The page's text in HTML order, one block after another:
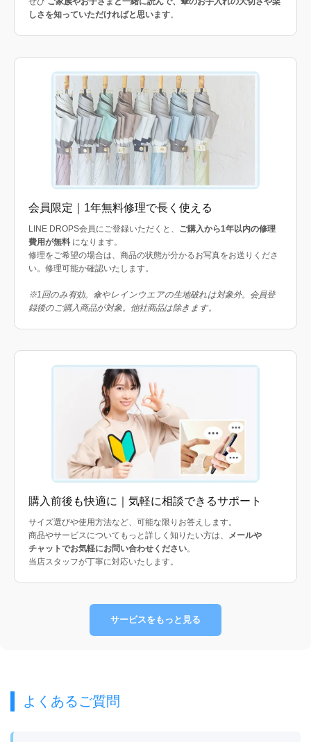
しさを知っていただければと思います。
会員限定｜1年無料修理で長く使える
LINE DROPS会員にご登録いただくと、 ご購入から1年以内の修理
費用が無料 になります。
修理をご希望の場合は、商品の状態が分かるお写真をお送りくださ
い。修理可能か確認いたします。
※1回のみ有効。傘やレインウエアの生地破れは対象外。会員登
録後のご購入商品が対象。他社商品は除きます。
購入前後も快適に｜気軽に相談できるサポート
サイズ選びや使用方法など、可能な限りお答えします。
商品やサービスについてもっと詳しく知りたい方は、 メールや
チャットでお気軽にお問い合わせください。
当店スタッフが丁寧に対応いたします。
サービスをもっと見る
よくあるご質問